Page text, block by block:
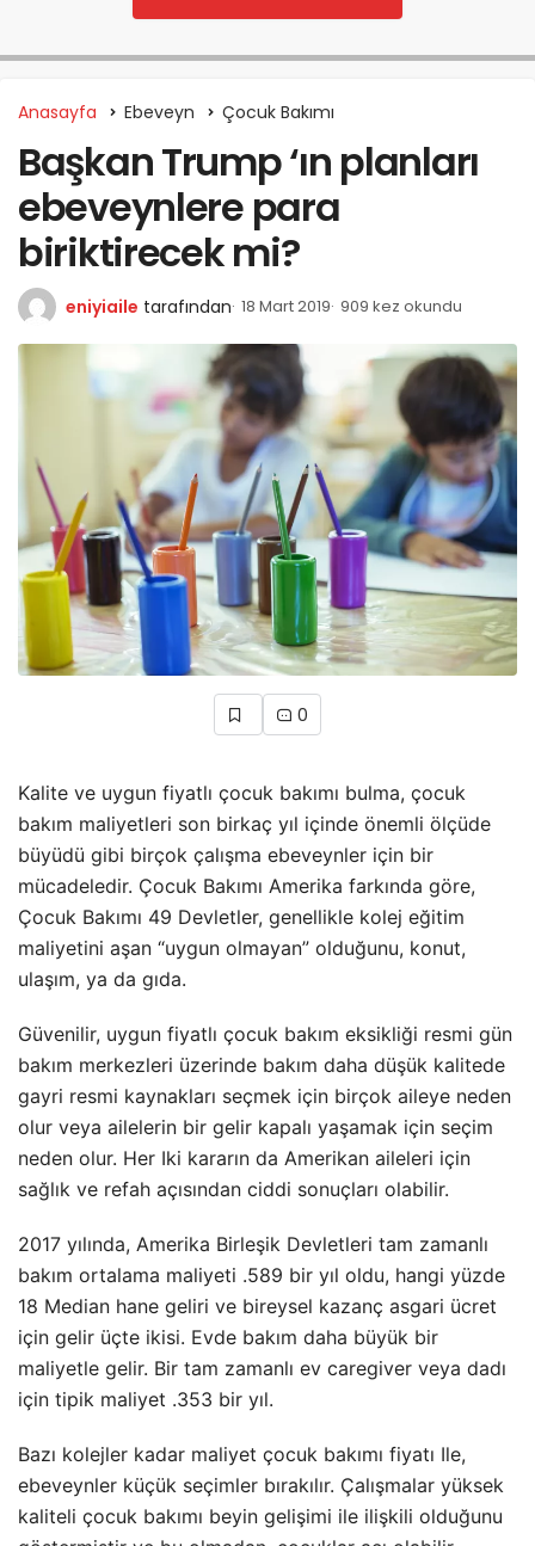
Anasayfa Ebeveyn Çocuk Bakımı
Başkan Trump ‘ın planları
ebeveynlere para
biriktirecek mi?
eniyiaile tarafından 18 Mart 2019 909 kez okundu
0
Kalite ve uygun fiyatlı çocuk bakımı bulma, çocuk
bakım maliyetleri son birkaç yıl içinde önemli ölçüde
büyüdü gibi birçok çalışma ebeveynler için bir
mücadeledir. Çocuk Bakımı Amerika farkında göre,
Çocuk Bakımı 49 Devletler, genellikle kolej eğitim
maliyetini aşan “uygun olmayan” olduğunu, konut,
ulaşım, ya da gıda.
Güvenilir, uygun fiyatlı çocuk bakım eksikliği resmi gün
bakım merkezleri üzerinde bakım daha düşük kalitede
gayri resmi kaynakları seçmek için birçok aileye neden
olur veya ailelerin bir gelir kapalı yaşamak için seçim
neden olur. Her Iki kararın da Amerikan aileleri için
sağlık ve refah açısından ciddi sonuçları olabilir.
2017 yılında, Amerika Birleşik Devletleri tam zamanlı
bakım ortalama maliyeti .589 bir yıl oldu, hangi yüzde
18 Median hane geliri ve bireysel kazanç asgari ücret
için gelir üçte ikisi. Evde bakım daha büyük bir
maliyetle gelir. Bir tam zamanlı ev caregiver veya dadı
için tipik maliyet .353 bir yıl.
Bazı kolejler kadar maliyet çocuk bakımı fiyatı Ile,
ebeveynler küçük seçimler bırakılır. Çalışmalar yüksek
kaliteli çocuk bakımı beyin gelişimi ile ilişkili olduğunu